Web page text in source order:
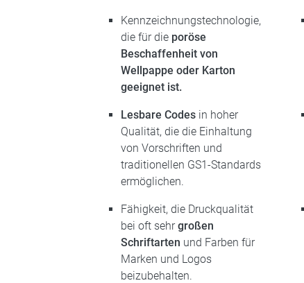
Kennzeichnungstechnologie,
die für die poröse
Beschaffenheit von
Wellpappe oder Karton
geeignet ist.
Lesbare Codes in hoher
Qualität, die die Einhaltung
von Vorschriften und
traditionellen GS1-Standards
ermöglichen.
Fähigkeit, die Druckqualität
bei oft sehrgroßen
Schriftarten und Farben für
Marken und Logos
beizubehalten.